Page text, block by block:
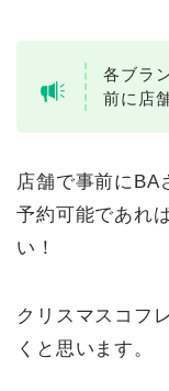
各ブラ
前に店
店舗で事前にBA
予約可能であれ
い！
クリスマスコフ
くと思います。